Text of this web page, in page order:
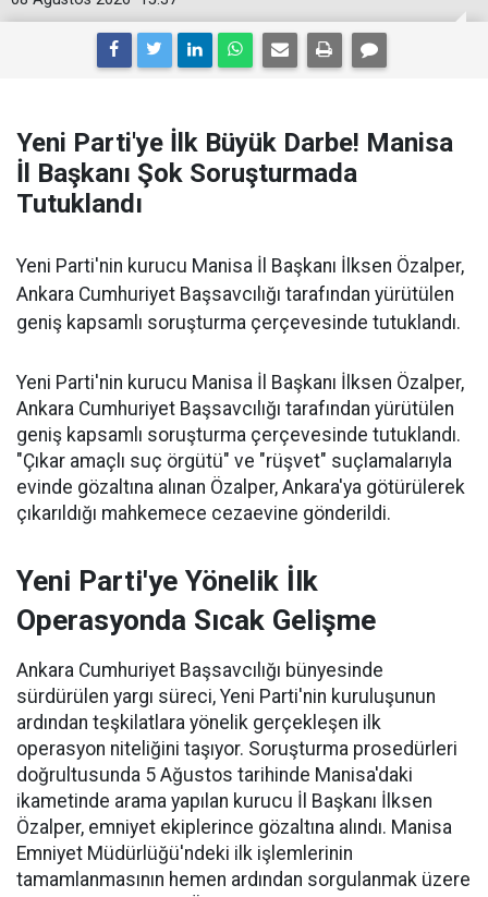
Yeni Parti'ye İlk Büyük Darbe! Manisa
İl Başkanı Şok Soruşturmada
Tutuklandı
Yeni Parti'nin kurucu Manisa İl Başkanı İlksen Özalper,
Ankara Cumhuriyet Başsavcılığı tarafından yürütülen
geniş kapsamlı soruşturma çerçevesinde tutuklandı.
Yeni Parti'nin kurucu Manisa İl Başkanı İlksen Özalper,
Ankara Cumhuriyet Başsavcılığı tarafından yürütülen
geniş kapsamlı soruşturma çerçevesinde tutuklandı.
"Çıkar amaçlı suç örgütü" ve "rüşvet" suçlamalarıyla
evinde gözaltına alınan Özalper, Ankara'ya götürülerek
çıkarıldığı mahkemece cezaevine gönderildi.
Yeni Parti'ye Yönelik İlk
Operasyonda Sıcak Gelişme
Ankara Cumhuriyet Başsavcılığı bünyesinde
sürdürülen yargı süreci, Yeni Parti'nin kuruluşunun
ardından teşkilatlara yönelik gerçekleşen ilk
operasyon niteliğini taşıyor. Soruşturma prosedürleri
doğrultusunda 5 Ağustos tarihinde Manisa'daki
ikametinde arama yapılan kurucu İl Başkanı İlksen
Özalper, emniyet ekiplerince gözaltına alındı. Manisa
Emniyet Müdürlüğü'ndeki ilk işlemlerinin
tamamlanmasının hemen ardından sorgulanmak üzere